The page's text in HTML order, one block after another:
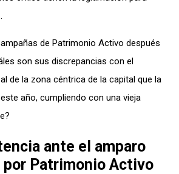
de Patrimonio Activo después
son sus discrepancias con el
de la zona céntrica de la capital que la
año, cumpliendo con una vieja
ante el amparo
Patrimonio Activo